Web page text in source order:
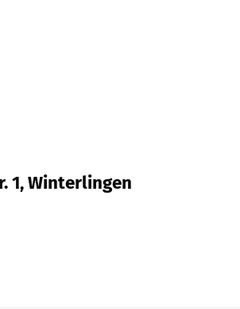
1, Winterlingen